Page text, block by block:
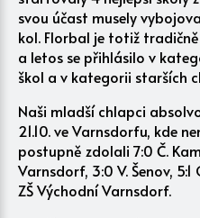
svou účast musely
kol. Florbal je totiž
a letos se přihlásilo v
škol a v kategorii starších
Naši mladší chlapci
21.10. ve Varnsdorfu, kde
postupně zdolali 7:0 Č.
Varnsdorf, 3:0 V. Šenov,
ZŠ Východní Varnsdorf.